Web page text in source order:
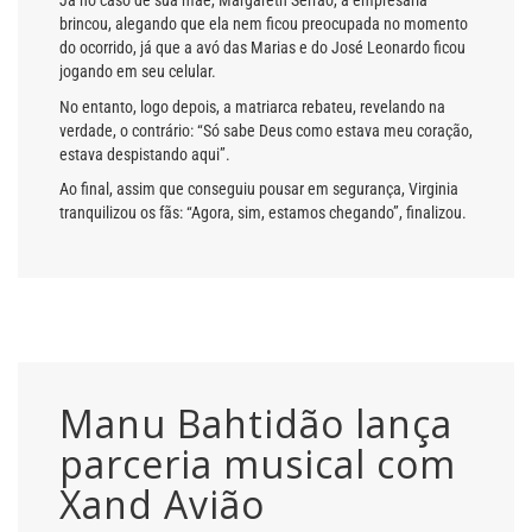
brincou, alegando que ela nem ficou preocupada no momento
do ocorrido, já que a avó das Marias e do José Leonardo ficou
jogando em seu celular.
No entanto, logo depois, a matriarca rebateu, revelando na
verdade, o contrário: “Só sabe Deus como estava meu coração,
estava despistando aqui”.
Ao final, assim que conseguiu pousar em segurança, Virginia
tranquilizou os fãs: “Agora, sim, estamos chegando”, finalizou.
Manu Bahtidão lança
parceria musical com
Xand Avião